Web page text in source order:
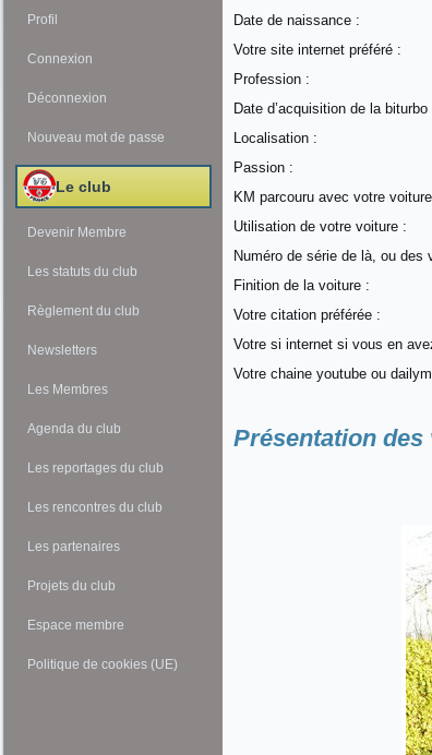
Profil
Connexion
Déconnexion
Nouveau mot de passe
Le club
Devenir Membre
Les statuts du club
Règlement du club
Newsletters
Les Membres
Agenda du club
Les reportages du club
Les rencontres du club
Les partenaires
Projets du club
Espace membre
Politique de cookies (UE)
Date de naissance :
Votre site internet préféré :
Profession :
Date d’acquisition de la
Localisation :
Passion :
KM parcouru avec votre
Utilisation de votre voiture :
Numéro de série de là, ou
Finition de la voiture :
Votre citation préférée :
Votre si internet si vous en
Votre chaine youtube ou
Présentation des